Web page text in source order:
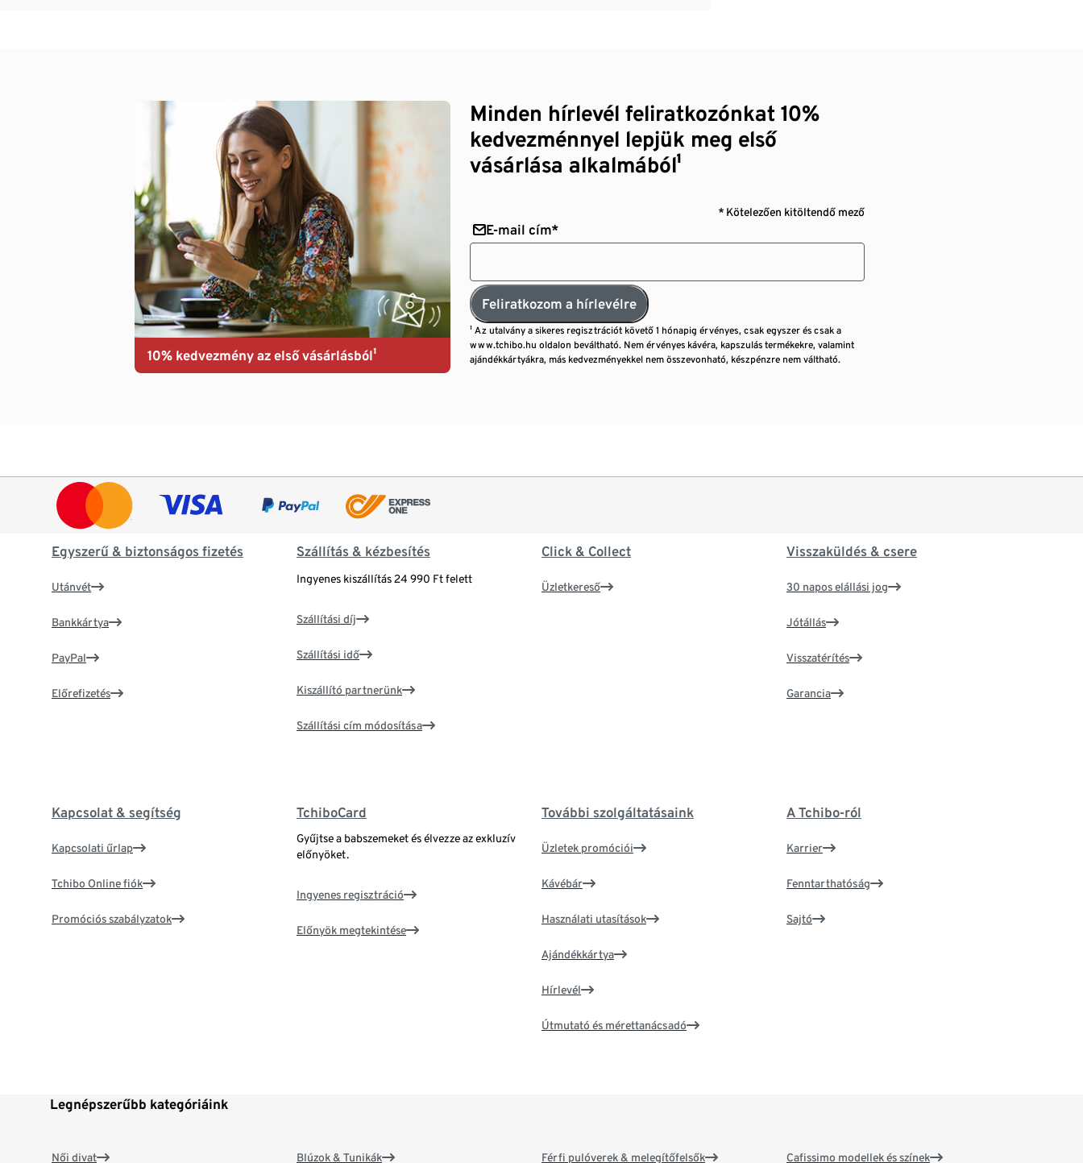
10% kedvezmény az első vásárlásból¹
Minden hírlevél feliratkozónkat 10%
kedvezménnyel lepjük meg első
vásárlása alkalmából¹
* Kötelezően kitöltendő mező
E-mail cím*
Feliratkozom a hírlevélre
¹ Az utalvány a sikeres regisztrációt követő 1 hónapig érvényes, csak egyszer és csak a
www.tchibo.hu oldalon beváltható. Nem érvényes kávéra, kapszulás termékekre, valamint
ajándékkártyákra, más kedvezményekkel nem összevonható, készpénzre nem váltható.
Egyszerű & biztonságos fizetés
Utánvét
Bankkártya
PayPal
Előrefizetés
Szállítás & kézbesítés
Ingyenes kiszállítás 24 990 Ft felett
Szállítási díj
Szállítási idő
Kiszállító partnerünk
Szállítási cím módosítása
Click & Collect
Üzletkereső
Visszaküldés & csere
30 napos elállási jog
Jótállás
Visszatérítés
Garancia
Kapcsolat & segítség
Kapcsolati űrlap
Tchibo Online fiók
Promóciós szabályzatok
TchiboCard
Gyűjtse a babszemeket és élvezze az exkluzív
előnyöket.
Ingyenes regisztráció
Előnyök megtekintése
További szolgáltatásaink
Üzletek promóciói
Kávébár
Használati utasítások
Ajándékkártya
Hírlevél
Útmutató és mérettanácsadó
A Tchibo-ról
Karrier
Fenntarthatóság
Sajtó
Legnépszerűbb kategóriáink
Női divat Blúzok & Tunikák Férfi pulóverek & melegítőfelsők Cafissimo modellek és színek